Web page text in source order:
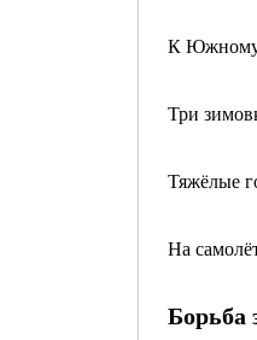
К
Три
Тяжёлые
На
Борьба